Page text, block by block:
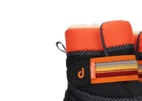
hviezdičiek.